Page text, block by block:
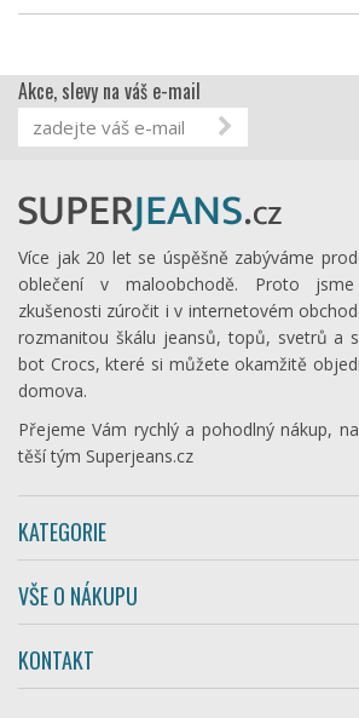
Akce, slevy na váš e-mail
Více jak 20 let se úspěšně zabýváme
oblečení v maloobchodě. Proto
zkušenosti zúročit i v internetovém
rozmanitou škálu jeansů, topů, svetrů a
bot Crocs, které si můžete okamžitě
domova.
Přejeme Vám rychlý a pohodlný nákup,
těší tým Superjeans.cz
KATEGORIE
VŠE O NÁKUPU
KONTAKT